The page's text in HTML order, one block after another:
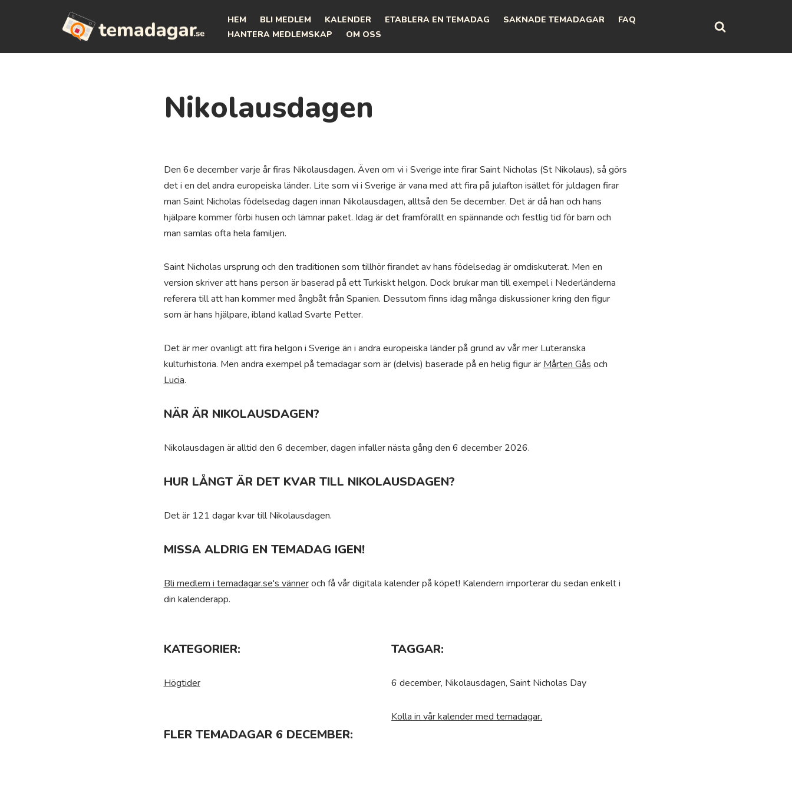
HEM BLI MEDLEM KALENDER ETABLERA EN TEMADAG SAKNADE TEMADAGAR
FAQ
HANTERA MEDLEMSKAP
OM OSS
Nikolausdagen
Den 6e december varje år firas Nikolausdagen. Även om vi i Sverige inte firar Saint Nicholas (St Nikolaus), så görs
det i en del andra europeiska länder. Lite som vi i Sverige är vana med att fira på julafton isället för juldagen firar
man Saint Nicholas födelsedag dagen innan Nikolausdagen, alltså den 5e december. Det är då han och hans
hjälpare kommer förbi husen och lämnar paket. Idag är det framförallt en spännande och festlig tid för barn och
man samlas ofta hela familjen.
Saint Nicholas ursprung och den traditionen som tillhör firandet av hans födelsedag är omdiskuterat. Men en
version skriver att hans person är baserad på ett Turkiskt helgon. Dock brukar man till exempel i Nederländerna
referera till att han kommer med ångbåt från Spanien. Dessutom finns idag många diskussioner kring den figur
som är hans hjälpare, ibland kallad Svarte Petter.
Det är mer ovanligt att fira helgon i Sverige än i andra europeiska länder på grund av vår mer Luteranska
kulturhistoria. Men andra exempel på temadagar som är (delvis) baserade på en helig figur är Mårten Gås och
Lucia.
NÄR ÄR NIKOLAUSDAGEN?
Nikolausdagen är alltid den 6 december, dagen infaller nästa gång den 6 december 2026.
HUR LÅNGT ÄR DET KVAR TILL NIKOLAUSDAGEN?
Det är 121 dagar kvar till Nikolausdagen.
MISSA ALDRIG EN TEMADAG IGEN!
Bli medlem i temadagar.se's vänneroch få vår digitala kalender på köpet! Kalendern importerar du sedan enkelt i
din kalenderapp.
KATEGORIER:
Högtider
TAGGAR:
6 december, Nikolausdagen, Saint Nicholas Day
FLER TEMADAGAR 6 DECEMBER:
Kolla in vår kalender med temadagar.